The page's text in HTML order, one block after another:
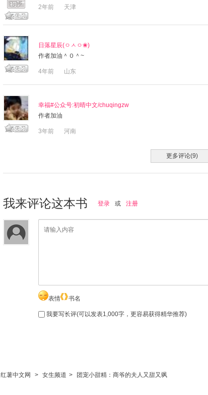
2年前 天津
日落星辰(ㅇㅅㅇ❀)
作者加油＾０＾~
4年前 山东
幸福#公众号:初晴中文/chuqingzw
作者加油
3年前 河南
更多评论(9)
我来评论这本书 登录 或 注册
表情 书名
我要写长评(可以发表1,000字，更容易获得精华推荐)
红薯中文网 > 女生频道 > 团宠小甜精：商爷的夫人又甜又飒